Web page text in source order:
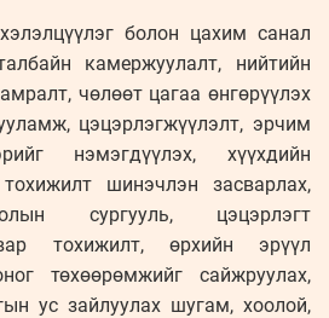
болон цахим санал
камержуулалт, нийтийн
чөлөөт цагаа өнгөрүүлэх
цэцэрлэгжүүлэлт, эрчим
нэмэгдүүлэх, хүүхдийн
шинэчлэн засварлах,
сургууль, цэцэрлэгт
тохижилт, өрхийн эрүүл
төхөөрөмжийг сайжруулах,
ус зайлуулах шугам, хоолой,